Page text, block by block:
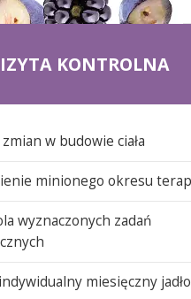
KONTROLNA
w budowie ciała
minionego okresu
wyznaczonych zadań
miesięczny